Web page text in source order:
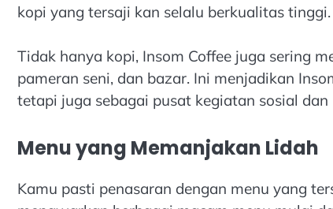
kopi yang tersaji kan selalu berkualitas tinggi.
Tidak hanya kopi, Insom Coffee juga sering
pameran seni, dan bazar. Ini menjadikan
tetapi juga sebagai pusat kegiatan sosial dan
Menu yang Memanjakan Lidah
Kamu pasti penasaran dengan menu yang